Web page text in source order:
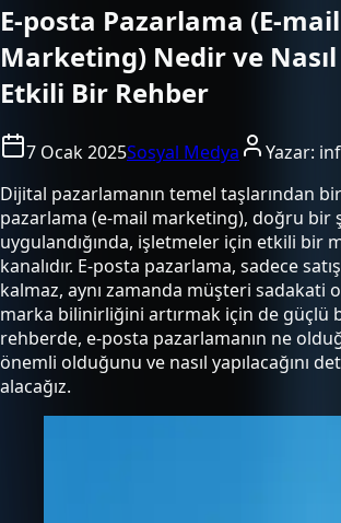
E-posta Pazarlama (E-mail
Marketing) Nedir ve Nasıl
Etkili Bir Rehber
7 Ocak 2025Sosyal Medya Yazar:
Dijital pazarlamanın temel taşlarından
pazarlama (e-mail marketing), doğru bir
uygulandığında, işletmeler için etkili bir
kanalıdır. E-posta pazarlama, sadece
kalmaz, aynı zamanda müşteri sadakati
marka bilinirliğini artırmak için de güçlü
rehberde, e-posta pazarlamanın ne
önemli olduğunu ve nasıl yapılacağını
alacağız.